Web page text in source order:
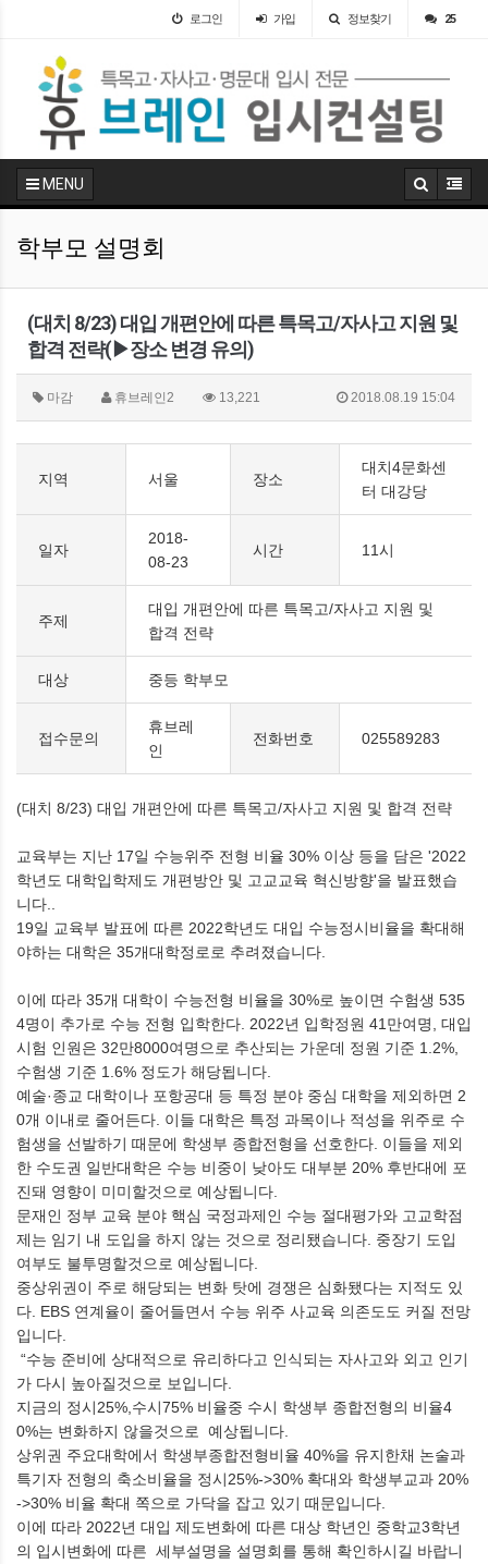
로그인 가입 정보찾기 25
MENU
학부모 설명회
(대치 8/23) 대입 개편안에 따른 특목고/자사고 지원 및
합격 전략(▶장소 변경 유의)
마감 휴브레인2 13,221 2018.08.19 15:04
지역 서울 장소
대치4문화센
터 대강당
일자
2018-
08-23
시간 11시
주제
대입 개편안에 따른 특목고/자사고 지원 및
합격 전략
대상 중등 학부모
접수문의
휴브레
인
전화번호 025589283
(대치 8/23) 대입 개편안에 따른 특목고/자사고 지원 및 합격 전략
교육부는 지난 17일 수능위주 전형 비율 30% 이상 등을 담은 '2022
학년도 대학입학제도 개편방안 및 고교교육 혁신방향'을 발표했습
니다..
19일 교육부 발표에 따른 2022학년도 대입 수능정시비율을 확대해
야하는 대학은 35개대학정로로 추려졌습니다.
이에 따라 35개 대학이 수능전형 비율을 30%로 높이면 수험생 535
4명이 추가로 수능 전형 입학한다. 2022년 입학정원 41만여명, 대입
시험 인원은 32만8000여명으로 추산되는 가운데 정원 기준 1.2%,
수험생 기준 1.6% 정도가 해당됩니다.
예술·종교 대학이나 포항공대 등 특정 분야 중심 대학을 제외하면 2
0개 이내로 줄어든다. 이들 대학은 특정 과목이나 적성을 위주로 수
험생을 선발하기 때문에 학생부 종합전형을 선호한다. 이들을 제외
한 수도권 일반대학은 수능 비중이 낮아도 대부분 20% 후반대에 포
진돼 영향이 미미할것으로 예상됩니다.
문재인 정부 교육 분야 핵심 국정과제인 수능 절대평가와 고교학점
제는 임기 내 도입을 하지 않는 것으로 정리됐습니다. 중장기 도입
여부도 불투명할것으로 예상됩니다.
중상위권이 주로 해당되는 변화 탓에 경쟁은 심화됐다는 지적도 있
다. EBS 연계율이 줄어들면서 수능 위주 사교육 의존도도 커질 전망
입니다.
“수능 준비에 상대적으로 유리하다고 인식되는 자사고와 외고 인기
가 다시 높아질것으로 보입니다.
지금의 정시25%,수시75% 비율중 수시 학생부 종합전형의 비율4
0%는 변화하지 않을것으로 예상됩니다.
상위권 주요대학에서 학생부종합전형비율 40%을 유지한채 논술과
특기자 전형의 축소비율을 정시25%->30% 확대와 학생부교과 20%
->30% 비율 확대 쪽으로 가닥을 잡고 있기 때문입니다.
이에 따라 2022년 대입 제도변화에 따른 대상 학년인 중학교3학년
의 입시변화에 따른 세부설명을 설명회를 통해 확인하시길 바랍니